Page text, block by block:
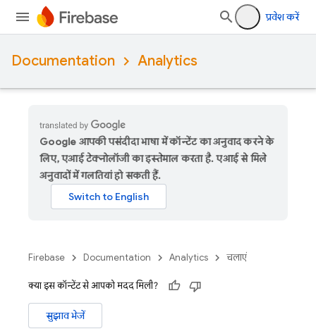
प्रवेश करें
Documentation Analytics
Google आपकी पसंदीदा भाषा में कॉन्टेंट का अनुवाद करने के
लिए, एआई टेक्नोलॉजी का इस्तेमाल करता है. एआई से मिले
अनुवादों में गलतियां हो सकती हैं.
Firebase Documentation Analytics चलाएं
क्या इस कॉन्टेंट से आपको मदद मिली?
सुझाव भेजें